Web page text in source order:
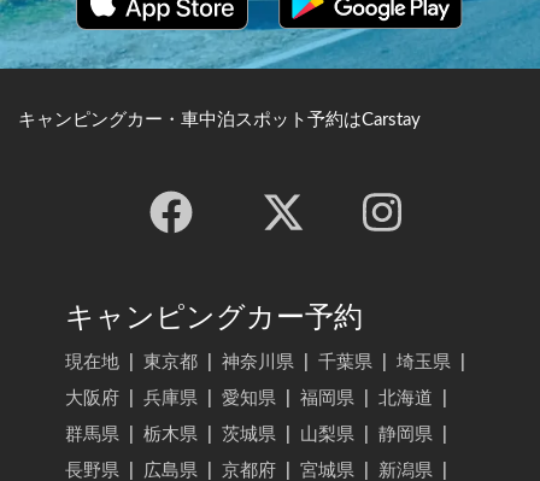
キャンピングカー・車中泊スポット予約はCarstay
キャンピングカー予約
現在地 東京都 神奈川県 千葉県 埼玉県
大阪府
兵庫県 愛知県 福岡県 北海道
群馬県
栃木県 茨城県 山梨県 静岡県
長野県
広島県 京都府 宮城県 新潟県